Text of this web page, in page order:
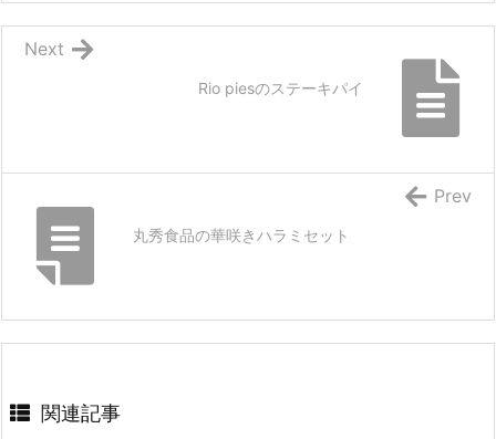
Rio piesのステーキパイ
Next
丸秀食品の華咲きハラミセット
Prev
関連記事